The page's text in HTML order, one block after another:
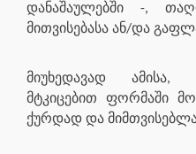
დანაშაულებში -,
მითვისებასა ან/და
მიუხედავად ამისა,
მტკიცებით ფორმაში
ქურდად და